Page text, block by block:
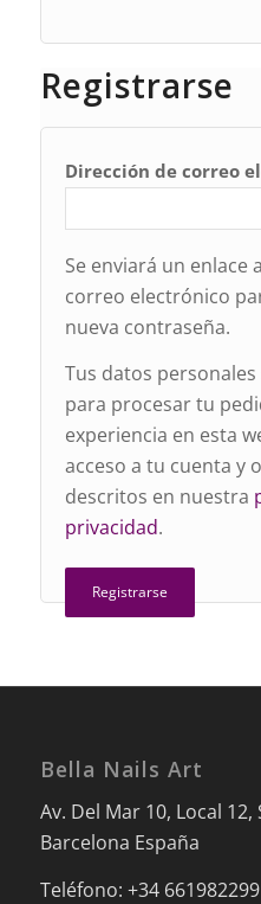
Registrarse
Dirección de correo
Se enviará un enlace
correo electrónico
nueva contraseña.
Tus datos
para procesar tu
experiencia en esta
acceso a tu cuenta y
descritos en nuestra
privacidad.
Registrarse
Bella Nails Art
Av. Del Mar 10, Local
Barcelona España
Teléfono: +34